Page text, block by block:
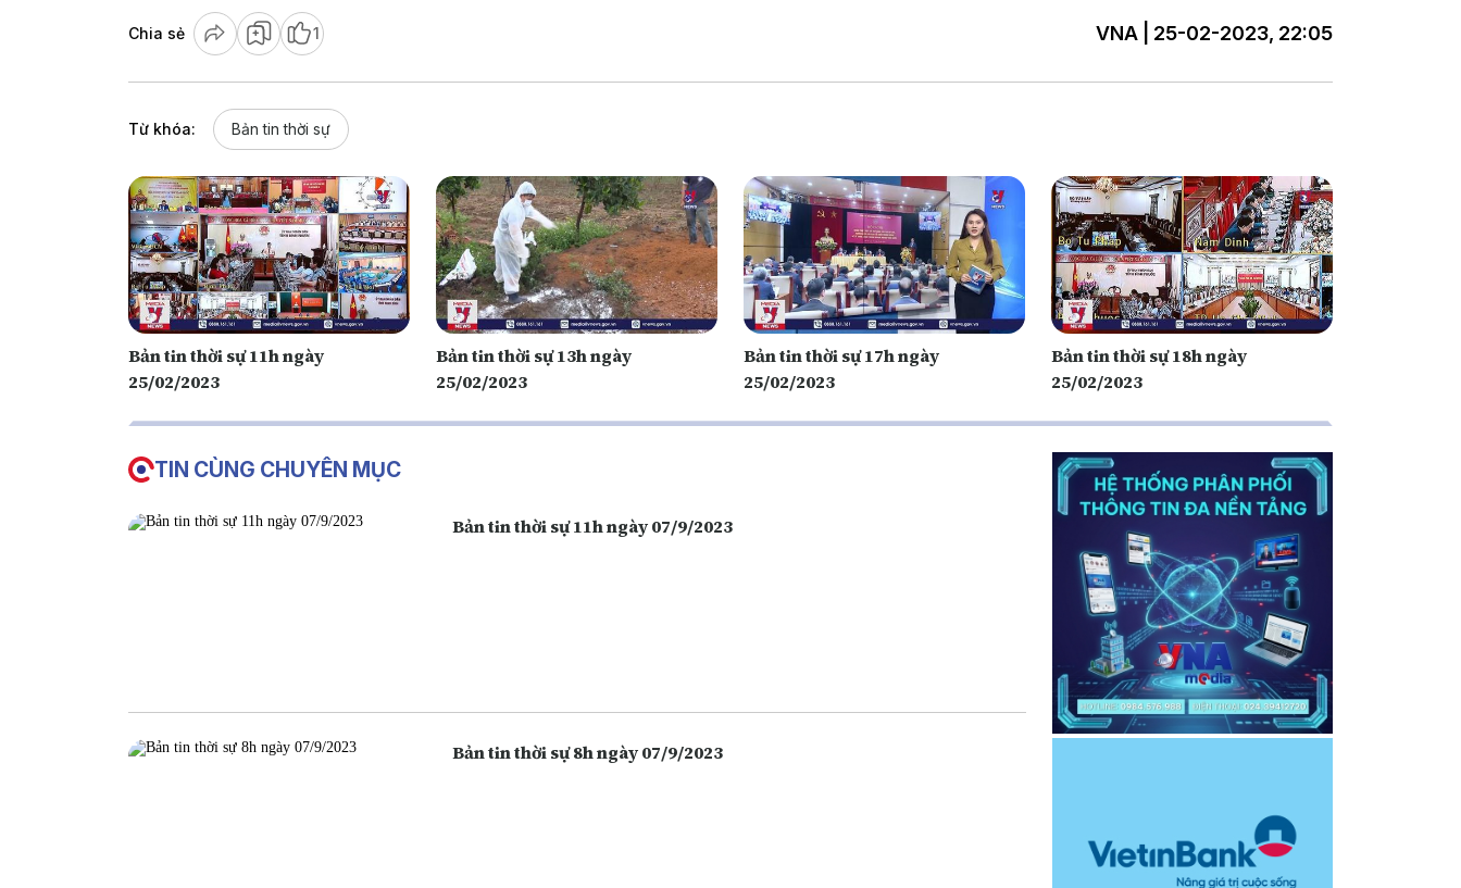
Chia sẻ 1 VNA | 25-02-2023, 22:05
Từ khóa: Bản tin thời sự
Bản tin thời sự 11h ngày
25/02/2023
Bản tin thời sự 13h ngày
25/02/2023
Bản tin thời sự 17h ngày
25/02/2023
Bản tin thời sự 18h ngày
25/02/2023
TIN CÙNG CHUYÊN MỤC
Bản tin thời sự 11h ngày 07/9/2023
Bản tin thời sự 8h ngày 07/9/2023